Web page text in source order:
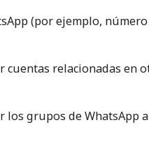
(por ejemplo,
relacionadas en
grupos de WhatsApp